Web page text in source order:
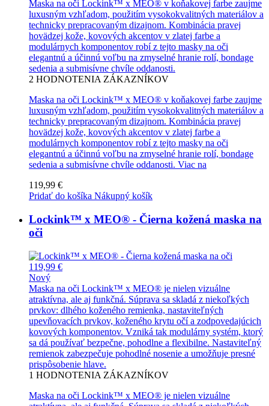
Maska na oči Lockink™ x MEO® v koňakovej farbe zaujme
luxusným vzhľadom, použitím vysokokvalitných materiálov a
technicky prepracovaným dizajnom. Kombinácia pravej
hovädzej kože, kovových akcentov v zlatej farbe a
modulárnych komponentov robí z tejto masky na oči
elegantnú a účinnú voľbu na zmyselné hranie rolí, bondage
sedenia a submisívne chvíle oddanosti.
2 HODNOTENIA ZÁKAZNÍKOV
Maska na oči Lockink™ x MEO® v koňakovej farbe zaujme
luxusným vzhľadom, použitím vysokokvalitných materiálov a
technicky prepracovaným dizajnom. Kombinácia pravej
hovädzej kože, kovových akcentov v zlatej farbe a
modulárnych komponentov robí z tejto masky na oči
elegantnú a účinnú voľbu na zmyselné hranie rolí, bondage
sedenia a submisívne chvíle oddanosti. Viac na
119,99 €
Pridať do košíka Nákupný košík
Lockink™ x MEO® - Čierna kožená maska na
oči
119,99 €
Nový
Maska na oči Lockink™ x MEO® je nielen vizuálne
atraktívna, ale aj funkčná. Súprava sa skladá z niekoľkých
prvkov: dlhého koženého remienka, nastaviteľných
upevňovacích prvkov, koženého krytu očí a zodpovedajúcich
kovových komponentov. Vzniká tak modulárny systém, ktorý
sa dá používať bezpečne, pohodlne a flexibilne. Nastaviteľný
remienok zabezpečuje pohodlné nosenie a umožňuje presné
prispôsobenie hlave.
1 HODNOTENIA ZÁKAZNÍKOV
Maska na oči Lockink™ x MEO® je nielen vizuálne